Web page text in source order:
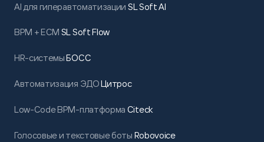
AI для гиперавтоматизации SL Soft AI
BPM + ECM SL Soft Flow
HR-системыБОСС
Автоматизация ЭДОЦитрос
Low-Code BPM-платформа Citeck
Голосовые и текстовые боты Robovoice